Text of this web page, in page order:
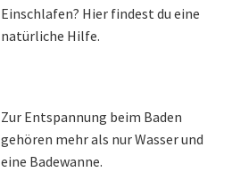
Einschlafen? Hier findest du eine
natürliche Hilfe.
Zur Entspannung beim Baden
gehören mehr als nur Wasser und
eine Badewanne.